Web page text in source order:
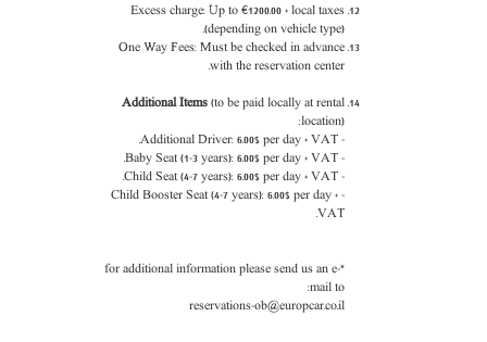
Excess charge: Up to €1200.00 + local taxes
(depending on vehicle type).
One Way Fees:Must be checked in advance
with the reservation center.
Additional Items (to be paid locally at rental
location):
- Additional Driver: 6.00$ per day + VAT.
- Baby Seat (1-3 years):
6.00$ per day + VAT.
- Child Seat (4-7 years):
6.00$ per day + VAT.
- Child Booster Seat (4-7 years): 6.00$ per day +
VAT.
*for additional information please send us an e-
mail to:
reservations-ob@europcar.co.il